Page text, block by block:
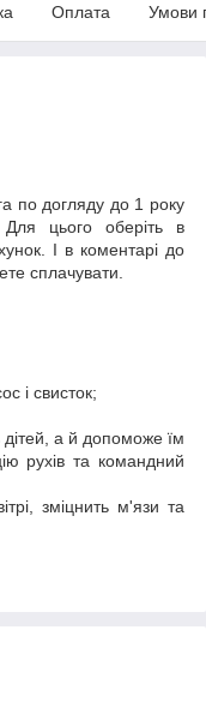
Оплата Умови
по догляду до 1 року
цього оберіть в
І в коментарі до
сплачувати.
і свисток;
а й допоможе їм
рухів та командний
зміцнить м'язи та